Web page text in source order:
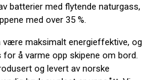
batterier med flytende naturgass,
med over 35 %.
maksimalt energieffektive, og
å varme opp skipene om bord.
og levert av norske